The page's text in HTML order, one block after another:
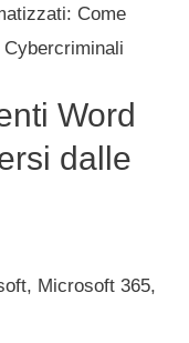
Word
dalle
, Microsoft 365,